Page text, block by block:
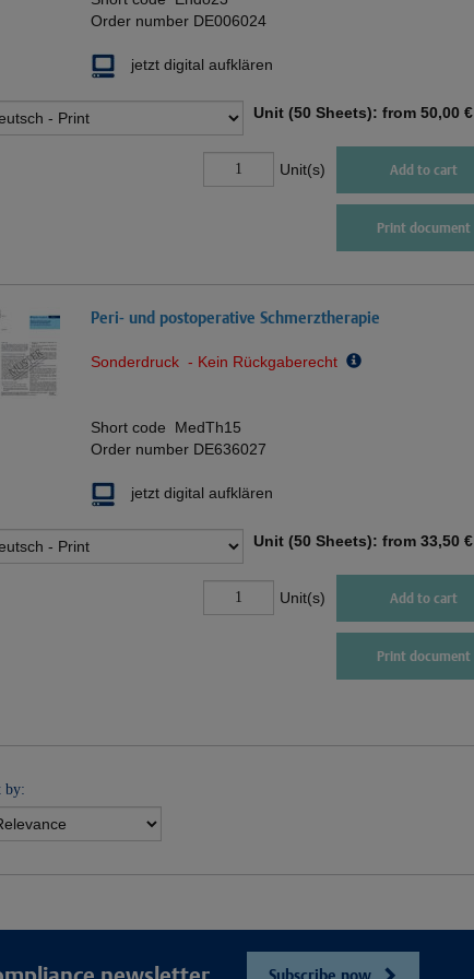
Order number DE006024
jetzt digital aufklären
Unit (50 Sheets): from 50,00 €
Unit(s) Add to cart
Print document
Peri- und postoperative Schmerztherapie
Sonderdruck - Kein Rückgaberecht
Short code MedTh15
Order number DE636027
jetzt digital aufklären
Unit (50 Sheets): from 33,50 €
Unit(s) Add to cart
Print document
by:
Subscribe now